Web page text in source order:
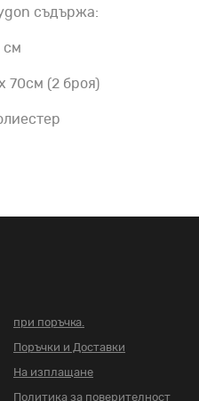
съдържа:
см
70см (2 броя)
при поръчка.
Поръчки и Доставки
На изплащане
Политика за поверителност